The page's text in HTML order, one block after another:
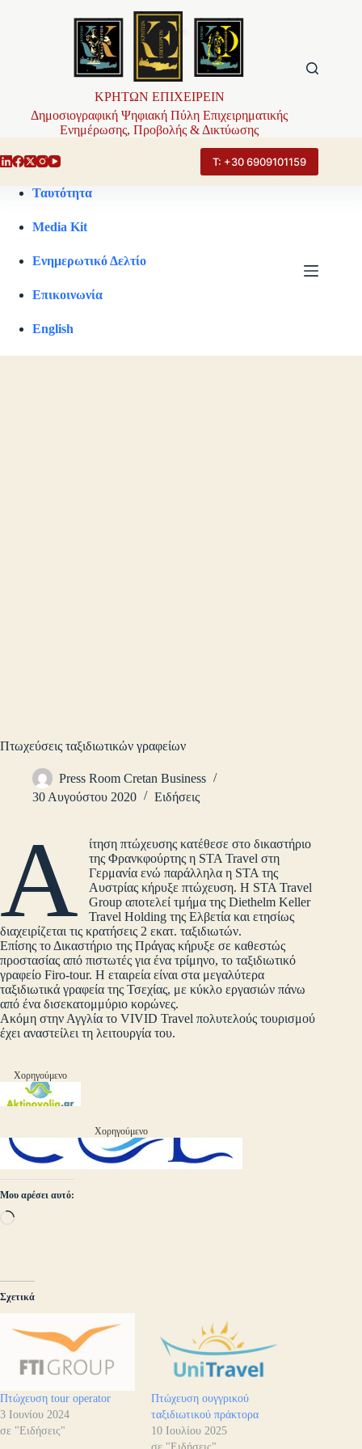
ΚΡΗΤΩΝ ΕΠΙΧΕΙΡΕΙΝ
Δημοσιογραφική Ψηφιακή Πύλη Επιχειρηματικής
Ενημέρωσης, Προβολής & Δικτύωσης
Τ: +30 6909101159
Ταυτότητα
Media Kit
Ενημερωτικό Δελτίο
Επικοινωνία
English
Πτωχεύσεις ταξιδιωτικών γραφείων
Press Room Cretan Business
30 Αυγούστου 2020
Ειδήσεις
Α
ίτηση πτώχευσης κατέθεσε στο δικαστήριο
της Φρανκφούρτης η STA Travel στη
Γερμανία ενώ παράλληλα η STA της
Αυστρίας κήρυξε πτώχευση. Η STA Travel
Group αποτελεί τμήμα της Diethelm Keller
Travel Holding της Ελβετία και ετησίως
διαχειρίζεται τις κρατήσεις 2 εκατ. ταξιδιωτών.
Επίσης το Δικαστήριο της Πράγας κήρυξε σε καθεστώς
προστασίας από πιστωτές για ένα τρίμηνο, το ταξιδιωτικό
γραφείο Firo-tour. Η εταιρεία είναι στα μεγαλύτερα
ταξιδιωτικά γραφεία της Τσεχίας, με κύκλο εργασιών πάνω
από ένα δισεκατομμύριο κορώνες.
Ακόμη στην Αγγλία το VIVID Travel πολυτελούς τουρισμού
έχει αναστείλει τη λειτουργία του.
Χορηγούμενο
Χορηγούμενο
Μου αρέσει αυτό:
Loading…
Σχετικά
Πτώχευση tour operator
3 Ιουνίου 2024
σε "Ειδήσεις"
Πτώχευση ουγγρικού
ταξιδιωτικού πράκτορα
10 Ιουλίου 2025